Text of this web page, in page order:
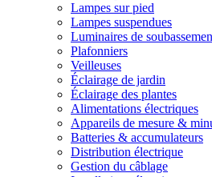
Lampes sur pied
Lampes suspendues
Luminaires de
Plafonniers
Veilleuses
Éclairage de jardin
Éclairage des plantes
Alimentations électriques
Appareils de mesure &
Batteries & accumulateurs
Distribution électrique
Gestion du câblage